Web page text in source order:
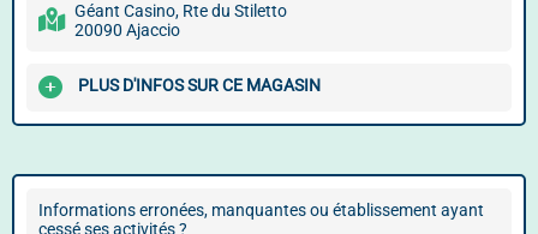
Géant Casino, Rte du Stiletto
20090 Ajaccio
PLUS D'INFOS SUR CE MAGASIN
Informations erronées, manquantes ou établissement ayant
cessé ses activités ?